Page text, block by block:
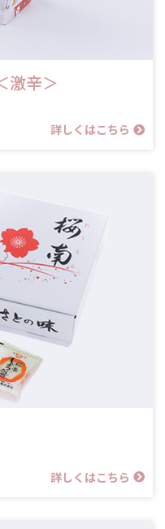
激辛＞
詳しくはこちら
詳しくはこちら